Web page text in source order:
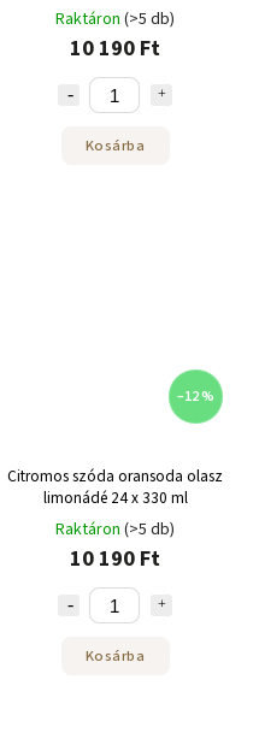
Raktáron (>5 db)
10 190 Ft
Kosárba
–12 %
Citromos szóda oransoda olasz
limonádé 24 x 330 ml
Raktáron (>5 db)
10 190 Ft
Kosárba